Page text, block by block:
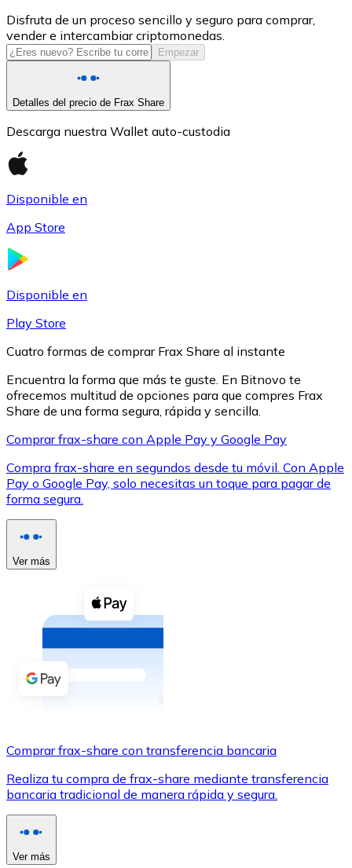
USD Coin
USDC
XRP
XRP
Ver todo
Compra criptomonedas con efectivo en tu tienda más
Comprar con efectivo
Transferencia SEPA
Utiliza tarjetas Visa y Mastercard para comprar
Comprar con tarjeta
Disfruta de un proceso sencillo y seguro para comprar,
vender e intercambiar criptomonedas.
Empezar
Detalles del precio de Frax Share
Descarga nuestra Wallet auto-custodia
Disponible en
App Store
Disponible en
Play Store
Cuatro formas de comprar Frax Share al instante
Encuentra la forma que más te guste. En Bitnovo te
ofrecemos multitud de opciones para que compres Frax
Share de una forma segura, rápida y sencilla.
Comprar frax-share con Apple Pay y Google Pay
Compra frax-share en segundos desde tu móvil. Con Apple
Pay o Google Pay, solo necesitas un toque para pagar de
forma segura.
Ver más
Comprar frax-share con transferencia bancaria
Realiza tu compra de frax-share mediante transferencia
bancaria tradicional de manera rápida y segura.
Ver más